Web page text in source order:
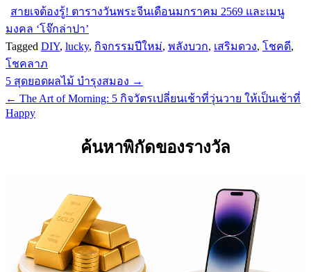
สายเจต้องรู้! ตารางวันพระจีนเดือนมกราคม 2569 และเมนู
มงคล ‘โจ๊กล่าปา’
Tagged DIY, lucky, กิจกรรมปีใหม่, พลังบวก, เสริมดวง, โชคดี,
โชคลาภ
Post
navigation
5 สุดยอดผลไม้ บำรุงสมอง →
← The Art of Morning: 5 กิจวัตรเปลี่ยนเช้าที่วุ่นวาย ให้เป็นเช้าที่
Happy
ค้นหาพิกัดของรางวัล